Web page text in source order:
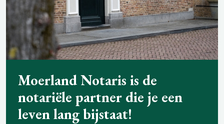
Moerland Notaris is de
notariële partner die je een
leven lang bijstaat!